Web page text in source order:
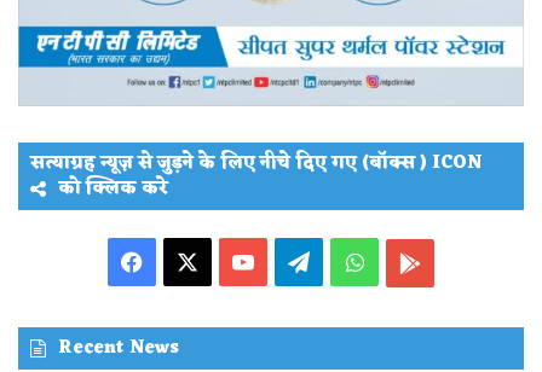
सत्याग्रह न्यूज़ से जुड़ने के लिए नीचे दिए गए (बॉक्स ) ICON
को क्लिक करे
Facebook YouTubeTelegramWhatsApp
Recent News